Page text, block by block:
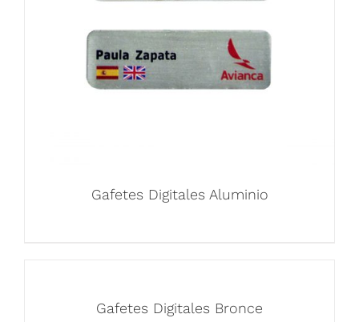
Gafetes Digitales Aluminio
Gafetes Digitales Bronce